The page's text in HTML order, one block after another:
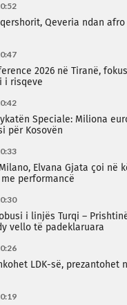
Qeveria ndan
2026 në Tiranë,
i risqeve
Speciale: Miliona
për Kosovën
Elvana Gjata çoi në
performancë
i linjës Turqi –
vello të padeklaruara
LDK-së, prezantohet